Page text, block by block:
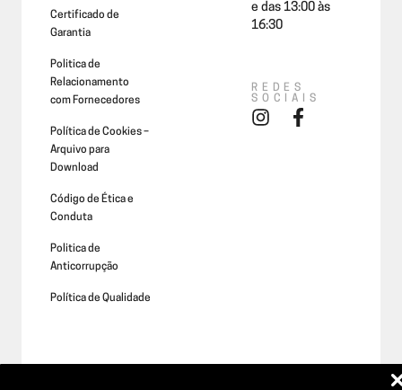
Certificado de
Garantia
Politica de
Relacionamento
com Fornecedores
Política de Cookies –
Arquivo para
Download
Código de Ética e
Conduta
Politica de
Anticorrupção
Política de Qualidade
e das 13:00 às
16:30
REDES
SOCIAIS